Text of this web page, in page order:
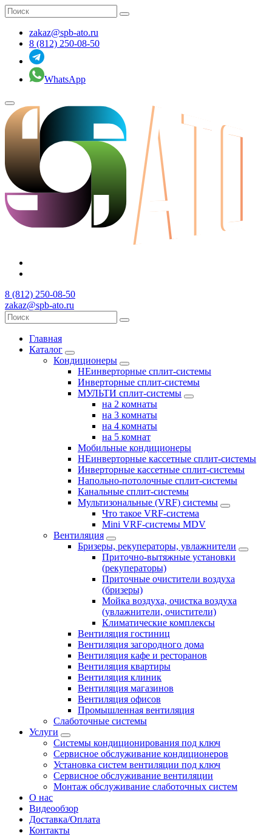
zakaz@spb-ato.ru
8 (812) 250-08-50
WhatsApp
8 (812) 250-08-50
zakaz@spb-ato.ru
Главная
Каталог
Кондиционеры
НЕинверторные сплит-системы
Инверторные сплит-системы
МУЛЬТИ сплит-системы
на 2 комнаты
на 3 комнаты
на 4 комнаты
на 5 комнат
Мобильные кондиционеры
НЕинверторные кассетные сплит-системы
Инверторные кассетные сплит-системы
Напольно-потолочные сплит-системы
Канальные сплит-системы
Мультизональные (VRF) системы
Что такое VRF-система
Mini VRF-системы MDV
Вентиляция
Бризеры, рекуператоры, увлажнители
Приточно-вытяжные установки
(рекуператоры)
Приточные очистители воздуха
(бризеры)
Мойка воздуха, очистка воздуха
(увлажнители, очистители)
Климатические комплексы
Вентиляция гостиниц
Вентиляция загородного дома
Вентиляция кафе и ресторанов
Вентиляция квартиры
Вентиляция клиник
Вентиляция магазинов
Вентиляция офисов
Промышленная вентиляция
Слаботочные системы
Услуги
Системы кондиционирования под ключ
Сервисное обслуживание кондиционеров
Установка систем вентиляции под ключ
Сервисное обслуживание вентиляции
Монтаж обслуживание слаботочных систем
О нас
Видеообзор
Доставка/Оплата
Контакты